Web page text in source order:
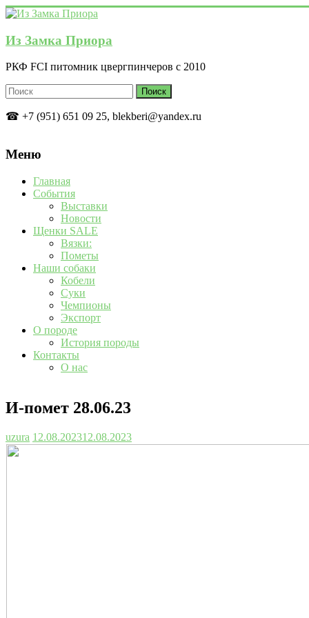
Перейти
содержимому
Из Замка Приора
РКФ FCI питомник цвергпинчеров с 2010
☎ +7 (951) 651 09 25, blekberi@yandex.ru
Меню
Главная
События
Выставки
Новости
Щенки SALE
Вязки:
Пометы
Наши собаки
Кобели
Суки
Чемпионы
Экспорт
О породе
История породы
Контакты
О нас
И-помет 28.06.23
uzura 12.08.202312.08.2023